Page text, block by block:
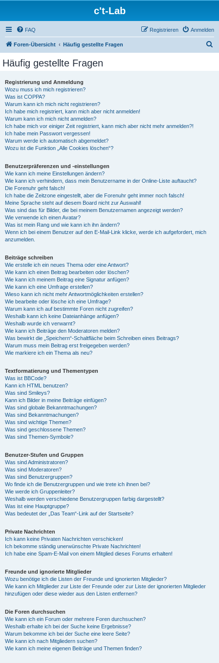
c't-Lab
FAQ Anmelden
Registrieren
Foren-Übersicht Häufig gestellte Fragen
Häufig gestellte Fragen
Registrierung und Anmeldung
Wozu muss ich mich registrieren?
Was ist COPPA?
Warum kann ich mich nicht registrieren?
Ich habe mich registriert, kann mich aber nicht anmelden!
Warum kann ich mich nicht anmelden?
Ich habe mich vor einiger Zeit registriert, kann mich aber nicht mehr anmelden?!
Ich habe mein Passwort vergessen!
Warum werde ich automatisch abgemeldet?
Wozu ist die Funktion „Alle Cookies löschen“?
Benutzerpräferenzen und -einstellungen
Wie kann ich meine Einstellungen ändern?
Wie kann ich verhindern, dass mein Benutzername in der Online-Liste auftaucht?
Die Forenuhr geht falsch!
Ich habe die Zeitzone eingestellt, aber die Forenuhr geht immer noch falsch!
Meine Sprache steht auf diesem Board nicht zur Auswahl!
Was sind das für Bilder, die bei meinem Benutzernamen angezeigt werden?
Wie verwende ich einen Avatar?
Was ist mein Rang und wie kann ich ihn ändern?
Wenn ich bei einem Benutzer auf den E-Mail-Link klicke, werde ich aufgefordert, mich
anzumelden.
Beiträge schreiben
Wie erstelle ich ein neues Thema oder eine Antwort?
Wie kann ich einen Beitrag bearbeiten oder löschen?
Wie kann ich meinem Beitrag eine Signatur anfügen?
Wie kann ich eine Umfrage erstellen?
Wieso kann ich nicht mehr Antwortmöglichkeiten erstellen?
Wie bearbeite oder lösche ich eine Umfrage?
Warum kann ich auf bestimmte Foren nicht zugreifen?
Weshalb kann ich keine Dateianhänge anfügen?
Weshalb wurde ich verwarnt?
Wie kann ich Beiträge den Moderatoren melden?
Was bewirkt die „Speichern“-Schaltfläche beim Schreiben eines Beitrags?
Warum muss mein Beitrag erst freigegeben werden?
Wie markiere ich ein Thema als neu?
Textformatierung und Thementypen
Was ist BBCode?
Kann ich HTML benutzen?
Was sind Smileys?
Kann ich Bilder in meine Beiträge einfügen?
Was sind globale Bekanntmachungen?
Was sind Bekanntmachungen?
Was sind wichtige Themen?
Was sind geschlossene Themen?
Was sind Themen-Symbole?
Benutzer-Stufen und Gruppen
Was sind Administratoren?
Was sind Moderatoren?
Was sind Benutzergruppen?
Wo finde ich die Benutzergruppen und wie trete ich ihnen bei?
Wie werde ich Gruppenleiter?
Weshalb werden verschiedene Benutzergruppen farbig dargestellt?
Was ist eine Hauptgruppe?
Was bedeutet der „Das Team“-Link auf der Startseite?
Private Nachrichten
Ich kann keine Privaten Nachrichten verschicken!
Ich bekomme ständig unerwünschte Private Nachrichten!
Ich habe eine Spam-E-Mail von einem Mitglied dieses Forums erhalten!
Freunde und ignorierte Mitglieder
Wozu benötige ich die Listen der Freunde und ignorierten Mitglieder?
Wie kann ich Mitglieder zur Liste der Freunde oder zur Liste der ignorierten Mitglieder
hinzufügen oder diese wieder aus den Listen entfernen?
Die Foren durchsuchen
Wie kann ich ein Forum oder mehrere Foren durchsuchen?
Weshalb erhalte ich bei der Suche keine Ergebnisse?
Warum bekomme ich bei der Suche eine leere Seite?
Wie kann ich nach Mitgliedern suchen?
Wie kann ich meine eigenen Beiträge und Themen finden?